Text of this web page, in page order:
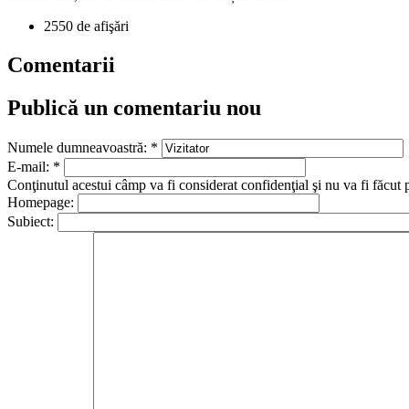
2550 de afişări
Comentarii
Publică un comentariu nou
Numele dumneavoastră: *
E-mail: *
Conţinutul acestui câmp va fi considerat confidenţial şi nu va fi făcut
Homepage:
Subiect: